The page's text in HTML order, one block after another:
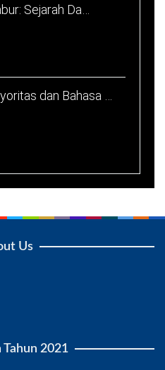
Sejarah Da…
dan Bahasa …
Us
Tahun 2021